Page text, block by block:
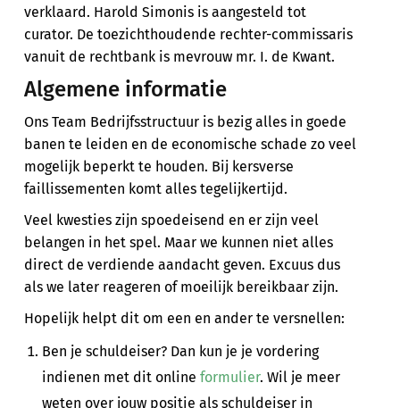
verklaard. Harold Simonis is aangesteld tot
curator. De toezichthoudende rechter-commissaris
vanuit de rechtbank is mevrouw mr. I. de Kwant.
Algemene informatie
Ons Team Bedrijfsstructuur is bezig alles in goede
banen te leiden en de economische schade zo veel
mogelijk beperkt te houden. Bij kersverse
faillissementen komt alles tegelijkertijd.
Veel kwesties zijn spoedeisend en er zijn veel
belangen in het spel. Maar we kunnen niet alles
direct de verdiende aandacht geven. Excuus dus
als we later reageren of moeilijk bereikbaar zijn.
Hopelijk helpt dit om een en ander te versnellen:
Ben je schuldeiser? Dan kun je je vordering
indienen met dit online formulier. Wil je meer
weten over jouw positie als schuldeiser in